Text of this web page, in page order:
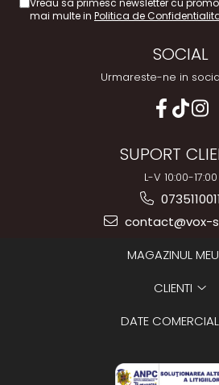
mai multe in Politica de
SOCIAL
Urmareste-ne in
SUPORT
L-V 10:00-17:00
contact@vox-
MAGAZINUL MEU
CLIENTI
DATE